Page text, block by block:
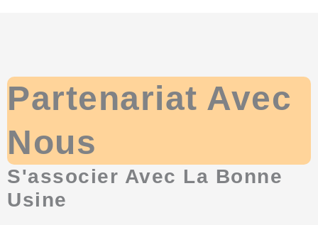
Partenariat Avec
Nous
S'associer Avec La Bonne
Usine